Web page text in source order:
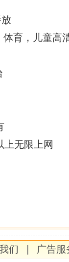
育，儿童高
上无限上网
们
广告服